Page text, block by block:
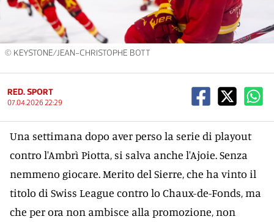
© KEYSTONE/JEAN-CHRISTOPHE BOTT
RED. SPORT
07.04.2026 22:29
Una settimana dopo aver perso la serie di playout
contro l'Ambrì Piotta, si salva anche l'Ajoie. Senza
nemmeno giocare. Merito del Sierre, che ha vinto il
titolo di Swiss League contro lo Chaux-de-Fonds, ma
che per ora non ambisce alla promozione, non